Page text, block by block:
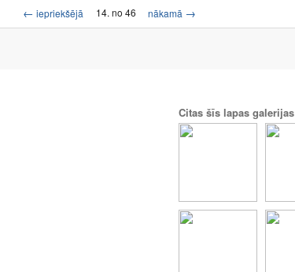
← iepriekšējā 14. no 46 nākamā →
Citas šīs lapas galerijas